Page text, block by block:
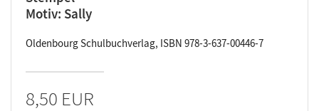
Motiv: Sally
Oldenbourg Schulbuchverlag, ISBN 978-3-637-00446-7
8,50 EUR